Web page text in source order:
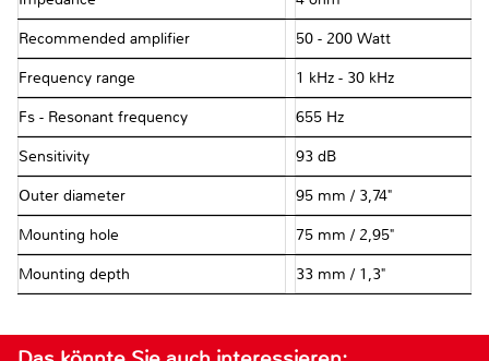
Recommended amplifier 50 - 200 Watt
Frequency range 1 kHz - 30 kHz
Fs - Resonant frequency 655 Hz
Sensitivity 93 dB
Outer diameter 95 mm / 3,74"
Mounting hole 75 mm / 2,95"
Mounting depth 33 mm / 1,3"